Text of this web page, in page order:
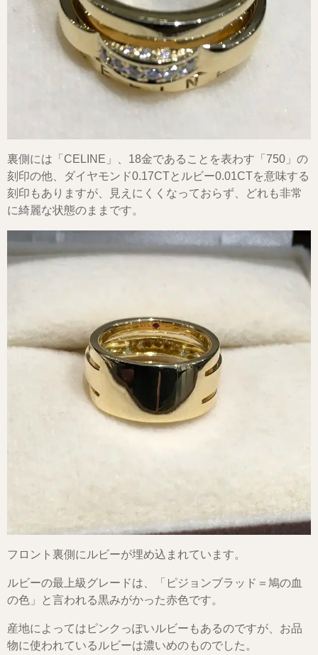
裏側には「CELINE」、18金であることを表わす「750」の
刻印の他、ダイヤモンド0.17CTとルビー0.01CTを意味する
刻印もありますが、見えにくくなっておらず、どれも非常
に綺麗な状態のままです。
フロント裏側にルビーが埋め込まれています。
ルビーの最上級グレードは、「ピジョンブラッド＝鳩の血
の色」と言われる黒みがかった赤色です。
産地によってはピンクっぽいルビーもあるのですが、お品
物に使われているルビーは濃いめのものでした。